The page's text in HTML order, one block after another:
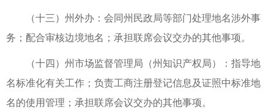
（十三）州外办：会同州民政局等部门处理地名涉外事
务；配合审核边境地名；承担联席会议交办的其他事项。
（十四）州市场监督管理局（州知识产权局）：指导地
名标准化有关工作；负责工商注册登记信息及证照中标准地
名的使用管理；承担联席会议交办的其他事项。